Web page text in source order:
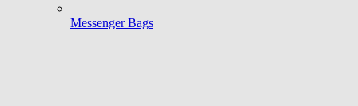
Messenger Bags